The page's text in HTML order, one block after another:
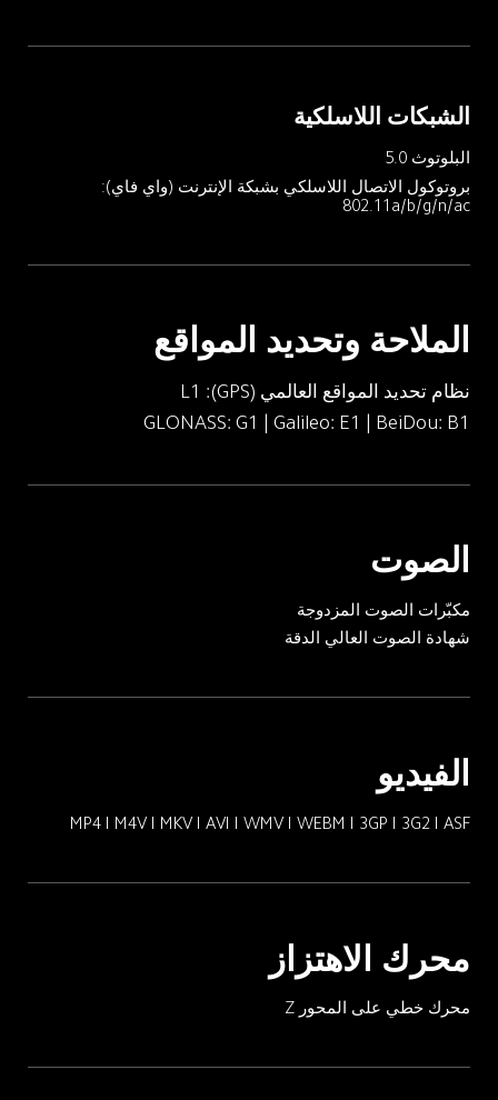
الشبكات اللاسلكية
البلوتوث 5.0
بروتوكول الاتصال اللاسلكي بشبكة الإنترنت (واي فاي):
802.11a/b/g/n/ac
الملاحة وتحديد المواقع
نظام تحديد المواقع العالمي (GPS): L1
GLONASS: G1 | Galileo: E1 | BeiDou: B1
الصوت
مكبّرات الصوت المزدوجة
شهادة الصوت العالي الدقة
الفيديو
MP4 I M4V I MKV I AVI I WMV I WEBM I 3GP I 3G2 I ASF
محرك الاهتزاز
محرك خطي على المحور Z